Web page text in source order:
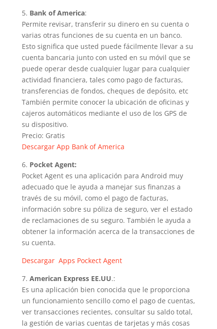
5. Bank of America:
Permite revisar, transferir su dinero en su cuenta o
varias otras funciones de su cuenta en un banco.
Esto significa que usted puede fácilmente llevar a su
cuenta bancaria junto con usted en su móvil que se
puede operar desde cualquier lugar para cualquier
actividad financiera, tales como pago de facturas,
transferencias de fondos, cheques de depósito, etc
También permite conocer la ubicación de oficinas y
cajeros automáticos mediante el uso de los GPS de
su dispositivo.
Precio: Gratis
Descargar App Bank of America
6. Pocket Agent:
Pocket Agent es una aplicación para Android muy
adecuado que le ayuda a manejar sus finanzas a
través de su móvil, como el pago de facturas,
información sobre su póliza de seguro, ver el estado
de reclamaciones de su seguro. También le ayuda a
obtener la información acerca de la transacciones de
su cuenta.
Descargar Apps Pockect Agent
7. American Express EE.UU.:
Es una aplicación bien conocida que le proporciona
un funcionamiento sencillo como el pago de cuentas,
ver transacciones recientes, consultar su saldo total,
la gestión de varias cuentas de tarjetas y más cosas